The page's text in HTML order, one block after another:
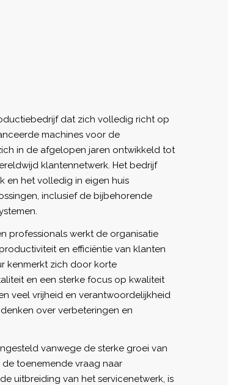
dat zich volledig richt op
machines voor de
in de afgelopen jaren ontwikkeld tot
klantennetwerk. Het bedrijf
en het volledig in eigen huis
inclusief de bijbehorende
professionals werkt de organisatie
en efficiëntie van klanten
kenmerkt zich door korte
en een sterke focus op kwaliteit
veel vrijheid en verantwoordelijkheid
over verbeteringen en
vanwege de sterke groei van
toenemende vraag naar
uitbreiding van het servicenetwerk, is